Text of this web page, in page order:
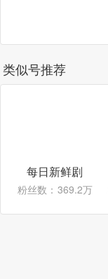
类似号推荐
每日新鲜剧
粉丝数： 369.2万